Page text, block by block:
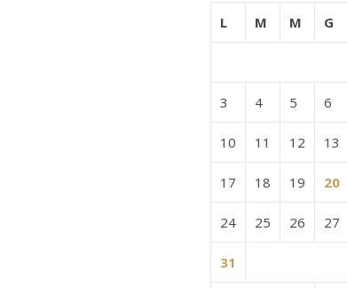
L M M G
3 4 5 6
10 11 12 13
17 18 19 20
24 25 26 27
31